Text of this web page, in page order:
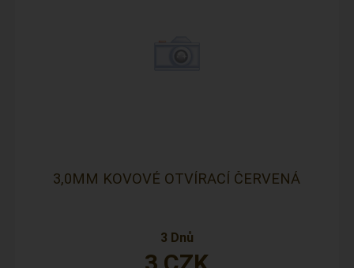
3,0MM KOVOVÉ OTVÍRACÍ ČERVENÁ
3 Dnů